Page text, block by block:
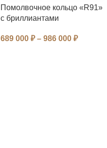
Помолвочное кольцо «R91»
с бриллиантами
689 000 ₽ – 986 000 ₽